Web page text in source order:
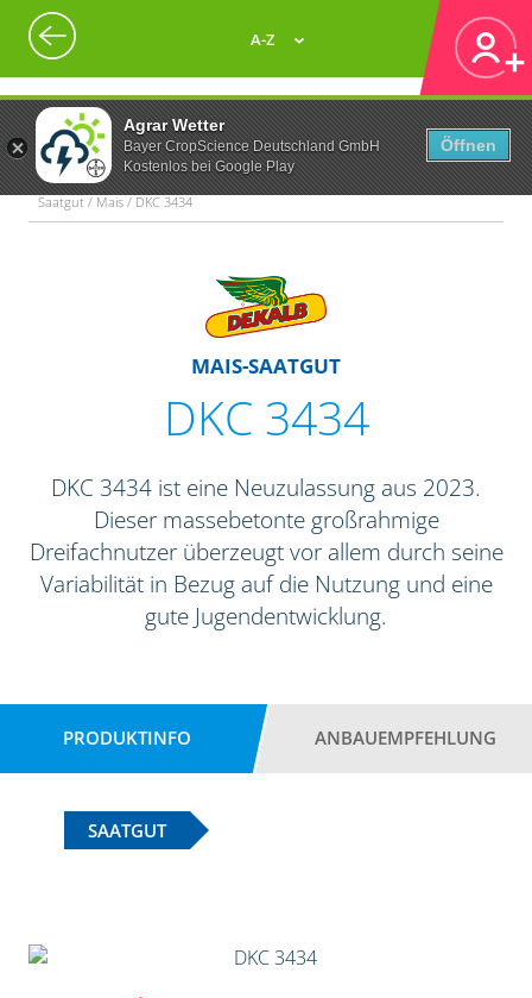
Agrar Wetter
Bayer CropScience Deutschland GmbH
Kostenlos bei Google Play
Öffnen
A-Z
Saatgut / Mais / DKC 3434
MAIS-SAATGUT
DKC 3434
DKC 3434 ist eine Neuzulassung aus 2023.
Dieser massebetonte großrahmige
Dreifachnutzer überzeugt vor allem durch seine
Variabilität in Bezug auf die Nutzung und eine
gute Jugendentwicklung.
PRODUKTINFO ANBAUEMPFEHLUNG
SAATGUT